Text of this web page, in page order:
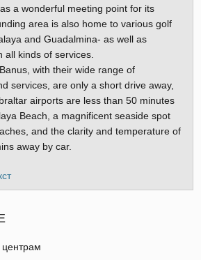
a wonderful meeting point for its
area is also home to various golf
and Guadalmina- as well as
all kinds of services.
with their wide range of
services, are only a short drive away,
airports are less than 50 minutes
Beach, a magnificent seaside spot
and the clarity and temperature of
away by car.
центрам